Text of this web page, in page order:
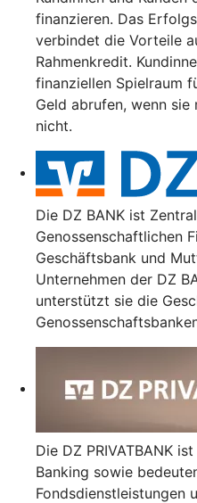
finanzieren. Das
verbindet die Vorteile
Rahmenkredit.
finanziellen Spielraum
Geld abrufen, wenn sie
nicht.
Die DZ BANK ist
Genossenschaftlichen
Geschäftsbank und
Unternehmen der DZ
unterstützt sie die
Die DZ PRIVATBANK
Banking sowie
Fondsdienstleistungen